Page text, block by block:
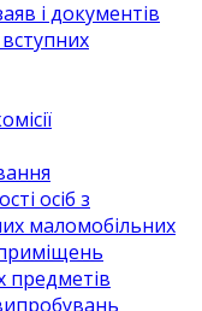
і документів
осіб з
маломобільних
предметів